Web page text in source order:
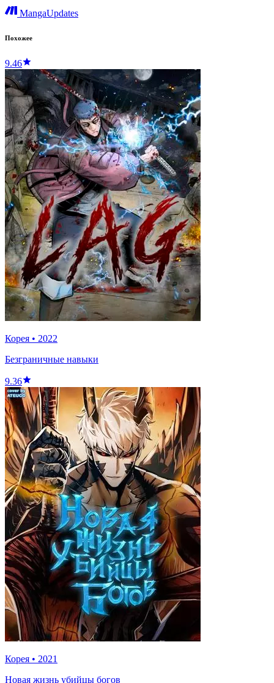
MangaUpdates
Похожее
9.46
Корея • 2022
Безграничные навыки
9.36
Корея • 2021
Новая жизнь убийцы богов